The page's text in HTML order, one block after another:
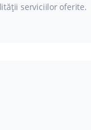
serviciilor oferite.